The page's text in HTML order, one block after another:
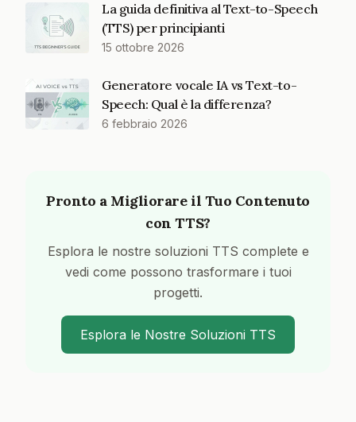
La guida definitiva al Text-to-Speech
(TTS) per principianti
15 ottobre 2026
Generatore vocale IA vs Text-to-
Speech: Qual è la differenza?
6 febbraio 2026
Pronto a Migliorare il Tuo Contenuto
con TTS?
Esplora le nostre soluzioni TTS complete e
vedi come possono trasformare i tuoi
progetti.
Esplora le Nostre Soluzioni TTS